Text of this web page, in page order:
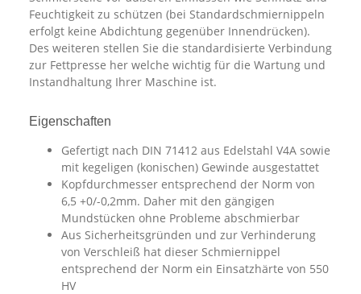
Feuchtigkeit zu schützen (bei Standardschmiernippeln
erfolgt keine Abdichtung gegenüber Innendrücken).
Des weiteren stellen Sie die standardisierte Verbindung
zur Fettpresse her welche wichtig für die Wartung und
Instandhaltung Ihrer Maschine ist.
Eigenschaften
Gefertigt nach DIN 71412 aus Edelstahl V4A sowie
mit kegeligen (konischen) Gewinde ausgestattet
Kopfdurchmesser entsprechend der Norm von
6,5 +0/-0,2mm. Daher mit den gängigen
Mundstücken ohne Probleme abschmierbar
Aus Sicherheitsgründen und zur Verhinderung
von Verschleiß hat dieser Schmiernippel
entsprechend der Norm ein Einsatzhärte von 550
HV